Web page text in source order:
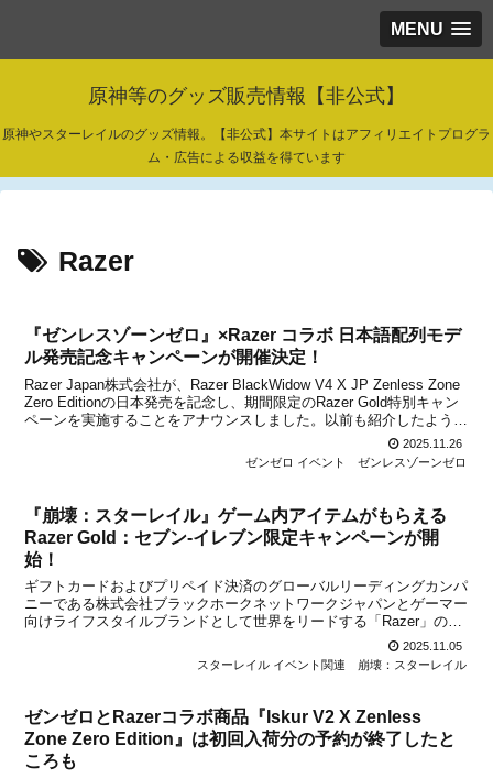
MENU
原神等のグッズ販売情報【非公式】
原神やスターレイルのグッズ情報。【非公式】本サイトはアフィリエイトプログラ
ム・広告による収益を得ています
Razer
『ゼンレスゾーンゼロ』×Razer コラボ 日本語配列モデ
ル発売記念キャンペーンが開催決定！
Razer Japan株式会社が、Razer BlackWidow V4 X JP Zenless Zone
Zero Editionの日本発売を記念し、期間限定のRazer Gold特別キャン
ペーンを実施することをアナウンスしました。以前も紹介したように
2025.11.26
ゼンゼロ イベント
ゼンレスゾーンゼロ
『崩壊：スターレイル』ゲーム内アイテムがもらえる
Razer Gold：セブン‐イレブン限定キャンペーンが開
始！
ギフトカードおよびプリペイド決済のグローバルリーディングカンパ
ニーである株式会社ブラックホークネットワークジャパンとゲーマー
向けライフスタイルブランドとして世界をリードする「Razer」の日
本法人、Razer Japan株式会社が、スペースファンタジーRPG『崩
壊：スターレイル』のセブンイレブン限定...
2025.11.05
スターレイル イベント関連
崩壊：スターレイル
ゼンゼロとRazerコラボ商品『Iskur V2 X Zenless
Zone Zero Edition』は初回入荷分の予約が終了したと
ころも